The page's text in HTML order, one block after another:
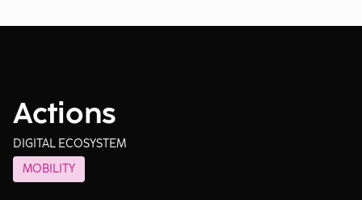
Actions
DIGITAL ECOSYSTEM
MOBILITY